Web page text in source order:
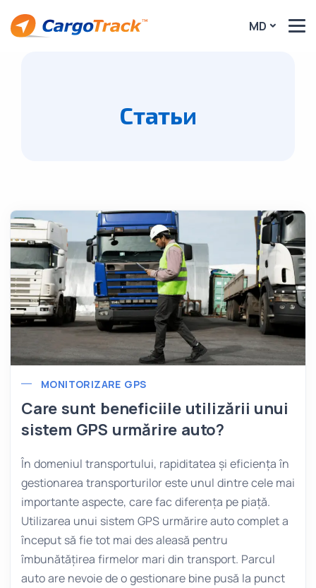
MD
Статьи
MONITORIZARE GPS
Care sunt beneficiile utilizării unui
sistem GPS urmărire auto?
În domeniul transportului, rapiditatea și eficiența în
gestionarea transporturilor este unul dintre cele mai
importante aspecte, care fac diferența pe piață.
Utilizarea unui sistem GPS urmărire auto complet a
început să fie tot mai des aleasă pentru
îmbunătățirea firmelor mari din transport. Parcul
auto are nevoie de o gestionare bine pusă la punct